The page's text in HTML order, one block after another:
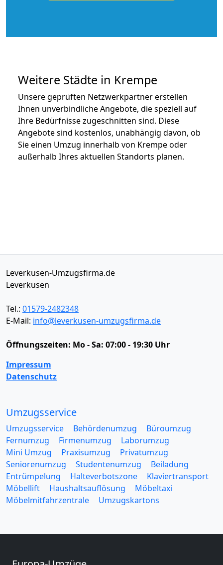
Weitere Städte in Krempe
Unsere geprüften Netzwerkpartner erstellen
Ihnen unverbindliche Angebote, die speziell auf
Ihre Bedürfnisse zugeschnitten sind. Diese
Angebote sind kostenlos, unabhängig davon, ob
Sie einen Umzug innerhalb von Krempe oder
außerhalb Ihres aktuellen Standorts planen.
Leverkusen-Umzugsfirma.de
Leverkusen
Tel.: 01579-2482348
E-Mail: info@leverkusen-umzugsfirma.de
Öffnungszeiten: Mo - Sa: 07:00 - 19:30 Uhr
Impressum
Datenschutz
Umzugsservice
Umzugsservice Behördenumzug
Büroumzug
Fernumzug
Firmenumzug
Laborumzug
Mini Umzug
Praxisumzug
Privatumzug
Seniorenumzug
Studentenumzug
Beiladung
Entrümpelung
Halteverbotszone
Klaviertransport
Möbellift
Haushaltsauflösung
Möbeltaxi
Möbelmitfahrzentrale
Umzugskartons